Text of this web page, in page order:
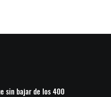
sin bajar de los 400